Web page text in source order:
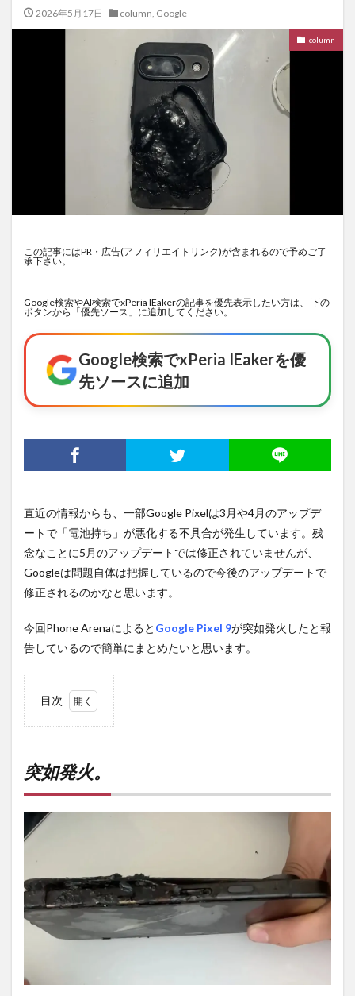
2026年5月17日 column, Google
column
この記事にはPR・広告(アフィリエイトリンク)が含まれるので予めご了
承下さい。
Google検索やAI検索でxPeria IEakerの記事を優先表示したい方は、 下の
ボタンから「優先ソース」に追加してください。
Google検索でxPeria IEakerを優
先ソースに追加
直近の情報からも、一部Google Pixelは3月や4月のアップデ
ートで「電池持ち」が悪化する不具合が発生しています。残
念なことに5月のアップデートでは修正されていませんが、
Googleは問題自体は把握しているので今後のアップデートで
修正されるのかなと思います。
今回Phone Arenaによると Google Pixel 9が突如発火したと報
告しているので簡単にまとめたいと思います。
目次
火。
購入
要の
オン
ライ
ンシ
ョッ
突如発火。